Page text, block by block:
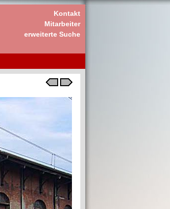
Kontakt
Mitarbeiter
erweiterte Suche